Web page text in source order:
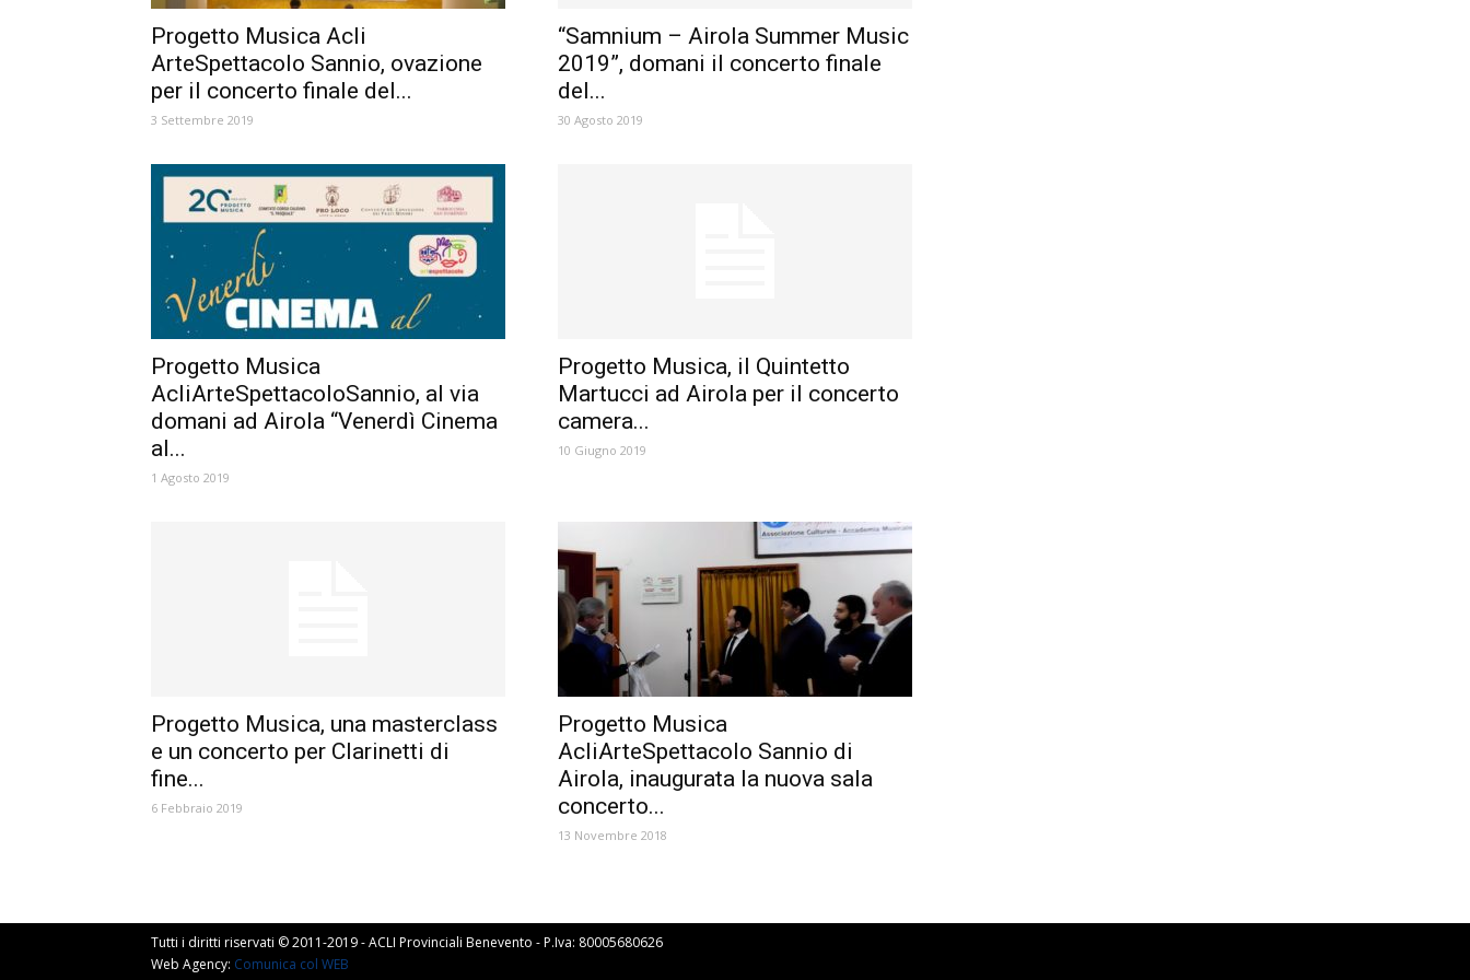
Progetto Musica Acli
ArteSpettacolo Sannio, ovazione
per il concerto finale del...
3 Settembre 2019
“Samnium – Airola Summer Music
2019”, domani il concerto finale
del...
30 Agosto 2019
Progetto Musica
AcliArteSpettacoloSannio, al via
domani ad Airola “Venerdì Cinema
al...
1 Agosto 2019
Progetto Musica, il Quintetto
Martucci ad Airola per il concerto
camera...
10 Giugno 2019
Progetto Musica, una masterclass
e un concerto per Clarinetti di
fine...
6 Febbraio 2019
Progetto Musica
AcliArteSpettacolo Sannio di
Airola, inaugurata la nuova sala
concerto...
13 Novembre 2018
Tutti i diritti riservati © 2011-2019 - ACLI Provinciali Benevento - P.Iva: 80005680626
Web Agency: Comunica col WEB